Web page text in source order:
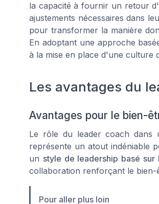
la capacité à fournir un retour
ajustements nécessaires dans
pour transformer la manière
En adoptant une approche
à la mise en place d'une culture
Les avantages du
Avantages pour le bien-
Le rôle du leader coach dans
représente un atout indéniable
un style de leadership basé sur
collaboration renforçant le bien-
Pour aller plus loin